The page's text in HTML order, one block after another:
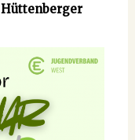
Hüttenberger